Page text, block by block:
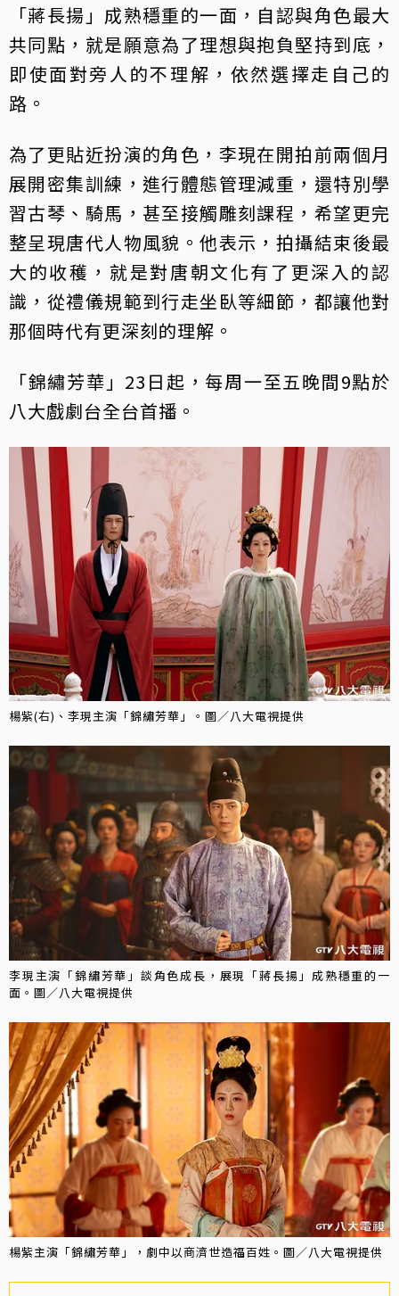
「蔣長揚」成熟穩重的一面，自認與角色最大
共同點，就是願意為了理想與抱負堅持到底，
即使面對旁人的不理解，依然選擇走自己的
路。
為了更貼近扮演的角色，李現在開拍前兩個月
展開密集訓練，進行體態管理減重，還特別學
習古琴、騎馬，甚至接觸雕刻課程，希望更完
整呈現唐代人物風貌。他表示，拍攝結束後最
大的收穫，就是對唐朝文化有了更深入的認
識，從禮儀規範到行走坐臥等細節，都讓他對
那個時代有更深刻的理解。
「錦繡芳華」23日起，每周一至五晚間9點於
八大戲劇台全台首播。
楊紫(右)、李現主演「錦繡芳華」。圖／八大電視提供
李現主演「錦繡芳華」談角色成長，展現「蔣長揚」成熟穩重的一
面。圖／八大電視提供
楊紫主演「錦繡芳華」，劇中以商濟世造福百姓。圖／八大電視提供